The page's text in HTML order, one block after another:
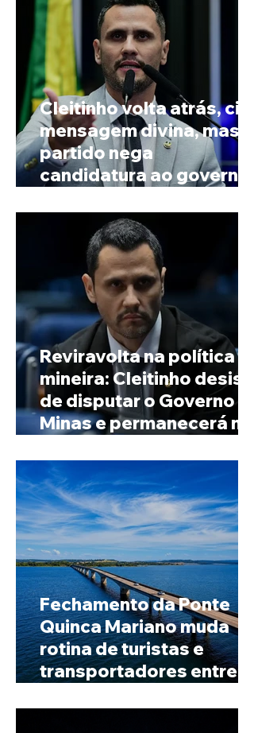
Cleitinho volta atrás, cita
mensagem divina, mas
partido nega
candidatura ao governo
Reviravolta na política
mineira: Cleitinho desiste
de disputar o Governo de
Minas e permanecerá no
Fechamento da Ponte
Quinca Mariano muda
rotina de turistas e
transportadores entre